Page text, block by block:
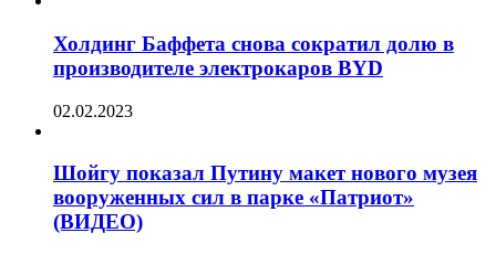
Холдинг Баффета снова сократил долю в
производителе электрокаров BYD
02.02.2023
Шойгу показал Путину макет нового музея
вооруженных сил в парке «Патриот»
(ВИДЕО)